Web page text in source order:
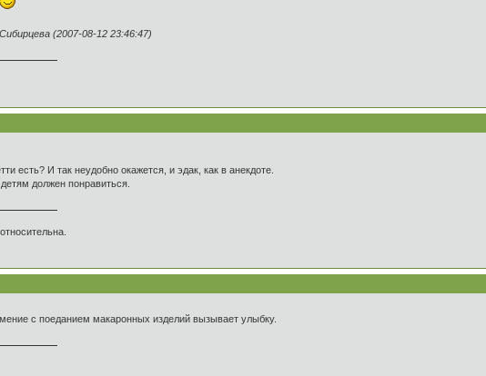
(2007-08-12 23:46:47)
есть? И так неудобно окажется, и эдак, как в анекдоте.
должен понравиться.
с поеданием макаронных изделий вызывает улыбку.